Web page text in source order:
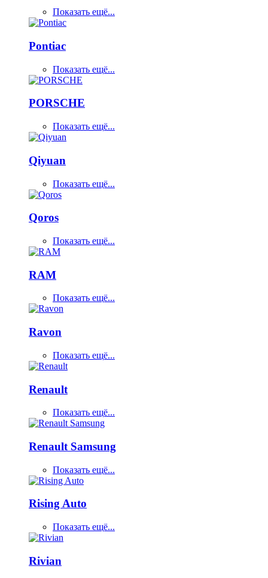
Показать ещё...
Pontiac
Показать ещё...
PORSCHE
Показать ещё...
Qiyuan
Показать ещё...
Qoros
Показать ещё...
RAM
Показать ещё...
Ravon
Показать ещё...
Renault
Показать ещё...
Renault Samsung
Показать ещё...
Rising Auto
Показать ещё...
Rivian